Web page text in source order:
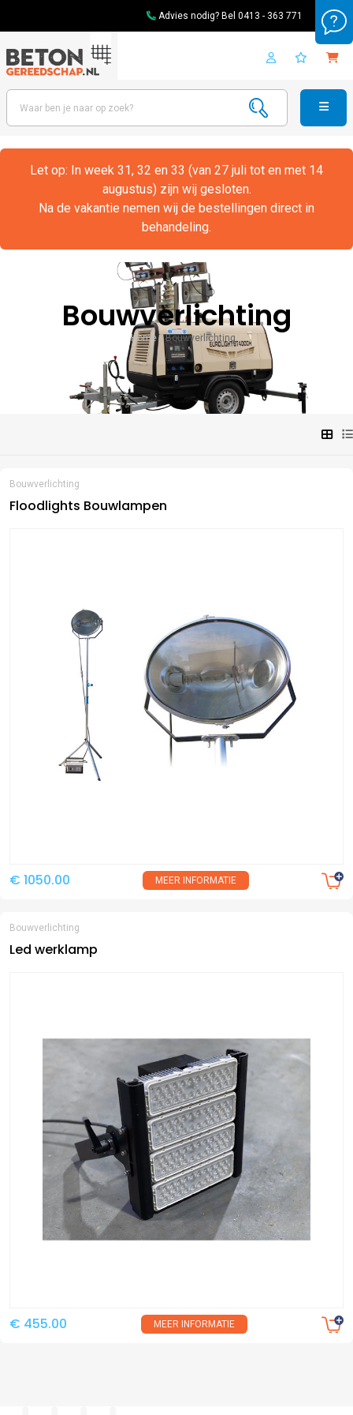
Advies nodig? Bel 0413 - 363 771
Let op: In week 31, 32 en 33 (van 27 juli tot en met 14
augustus) zijn wij gesloten.
Na de vakantie nemen wij de bestellingen direct in
behandeling.
Bouwverlichting
Home/Bouwverlichting
Bouwverlichting
Floodlights Bouwlampen
€ 1050.00 MEER INFORMATIE
Bouwverlichting
Led werklamp
€ 455.00 MEER INFORMATIE